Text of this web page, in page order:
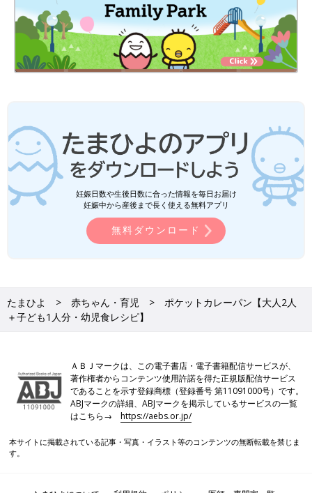
妊娠日数や生後日数に合った情報を毎日お届け
妊娠中から産後まで長く使える無料アプリ
無料ダウンロード
たまひよ 赤ちゃん・育児
ポケットカレーパン【大人2人
＋子ども1人分・幼児食レシピ】
ＡＢＪマークは、この電子書店・電子書籍配信サービスが、
著作権者からコンテンツ使用許諾を得た正規版配信サービス
であることを示す登録商標（登録番号 第11091000号）です。
ABJマークの詳細、ABJマークを掲示しているサービスの一覧
はこちら→https://aebs.or.jp/
本サイトに掲載されている記事・写真・イラスト等のコンテンツの無断転載を禁じま
す。